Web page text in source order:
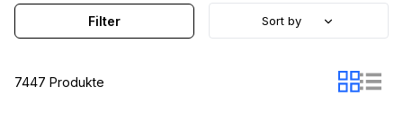
7447 Produkte
Filter Sort by